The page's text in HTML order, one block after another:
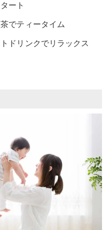
ート
でティータイム
ドリンクでリラックス